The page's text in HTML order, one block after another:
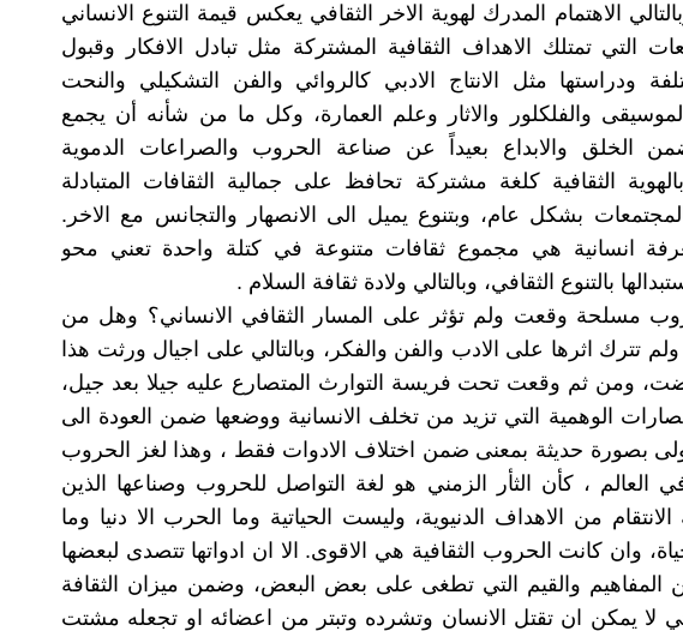
الاهتمام المدرك لهوية الاخر الثقافي يعكس قيمة التنوع الانساني
التي تمتلك الاهداف الثقافية المشتركة مثل تبادل الافكار وقبول
ودراستها مثل الانتاج الادبي كالروائي والفن التشكيلي والنحت
والفلكلور والاثار وعلم العمارة، وكل ما من شأنه أن يجمع
ضمن الخلق والابداع بعيداً عن صناعة الحروب والصراعات الدموية
الثقافية كلغة مشتركة تحافظ على جمالية الثقافات المتبادلة
بشكل عام، وبتنوع يميل الى الانصهار والتجانس مع الاخر.
انسانية هي مجموع ثقافات متنوعة في كتلة واحدة تعني محو
بالتنوع الثقافي، وبالتالي ولادة ثقافة السلام .
مسلحة وقعت ولم تؤثر على المسار الثقافي الانساني؟ وهل من
تترك اثرها على الادب والفن والفكر، وبالتالي على اجيال ورثت هذا
ومن ثم وقعت تحت فريسة التوارث المتصارع عليه جيلا بعد جيل،
الوهمية التي تزيد من تخلف الانسانية ووضعها ضمن العودة الى
بصورة حديثة بمعنى ضمن اختلاف الادوات فقط ، وهذا لغز الحروب
العالم ، كأن الثأر الزمني هو لغة التواصل للحروب وصناعها الذين
من الاهداف الدنيوية، وليست الحياتية وما الحرب الا دنيا وما
حياة، وان كانت الحروب الثقافية هي الاقوى. الا ان ادواتها تتصدى لبعضها
المفاهيم والقيم التي تطغى على بعض البعض، وضمن ميزان الثقافة
التي لا يمكن ان تقتل الانسان وتشرده وتبتر من اعضائه او تجعله مشتت